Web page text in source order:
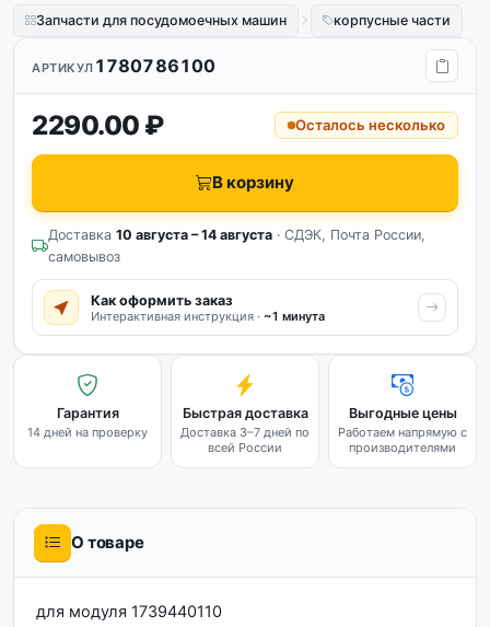
Запчасти для посудомоечных машин корпусные части
АРТИКУЛ 1780786100
2290.00 ₽ Осталось несколько
В корзину
Доставка 10 августа – 14 августа · СДЭК, Почта России,
самовывоз
Как оформить заказ
Интерактивная инструкция · ~1 минута
Гарантия
14 дней на проверку
Быстрая доставка
Доставка 3–7 дней по
всей России
Выгодные цены
Работаем напрямую с
производителями
О товаре
для модуля 1739440110